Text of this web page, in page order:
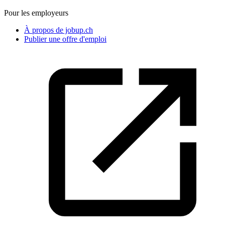
Pour les employeurs
À propos de jobup.ch
Publier une offre d'emploi